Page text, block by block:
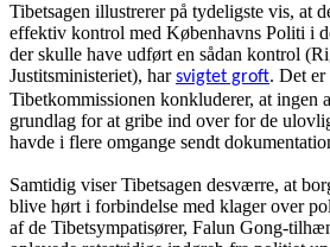
Tibetsagen illustrerer på tydeligste vis, at
effektiv kontrol med Københavns Politi i
der skulle have udført en sådan kontrol
Justitsministeriet), harsvigtet groft. Det
Tibetkommissionen konkluderer, at ingen
grundlag for at gribe ind over for de
havde i flere omgange sendt
Samtidig viser Tibetsagen desværre, at
blive hørt i forbindelse med klager over
af de Tibetsympatisører, Falun Gong-